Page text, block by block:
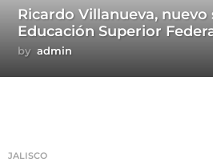
Ricardo Villanueva,
Educación Superior
by admin
JALISCO